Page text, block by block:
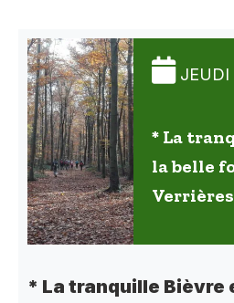
* La
la belle
Verrières
* La tranquille Bièvre